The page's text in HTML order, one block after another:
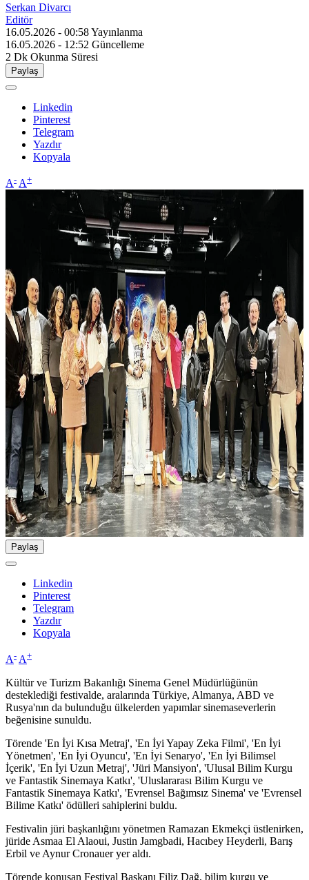
Serkan Divarcı
Editör
16.05.2026 - 00:58Yayınlanma
16.05.2026 - 12:52 Güncelleme
2 Dk Okunma Süresi
Paylaş
Linkedin
Pinterest
Telegram
Yazdır
Kopyala
A- A+
Paylaş
Linkedin
Pinterest
Telegram
Yazdır
Kopyala
A- A+
Kültür ve Turizm Bakanlığı Sinema Genel Müdürlüğünün
desteklediği festivalde, aralarında Türkiye, Almanya, ABD ve
Rusya'nın da bulunduğu ülkelerden yapımlar sinemaseverlerin
beğenisine sunuldu.
Törende 'En İyi Kısa Metraj', 'En İyi Yapay Zeka Filmi', 'En İyi
Yönetmen', 'En İyi Oyuncu', 'En İyi Senaryo', 'En İyi Bilimsel
İçerik', 'En İyi Uzun Metraj', 'Jüri Mansiyon', 'Ulusal Bilim Kurgu
ve Fantastik Sinemaya Katkı', 'Uluslararası Bilim Kurgu ve
Fantastik Sinemaya Katkı', 'Evrensel Bağımsız Sinema' ve 'Evrensel
Bilime Katkı' ödülleri sahiplerini buldu.
Festivalin jüri başkanlığını yönetmen Ramazan Ekmekçi üstlenirken,
jüride Asmaa El Alaoui, Justin Jamgbadi, Hacıbey Heyderli, Barış
Erbil ve Aynur Cronauer yer aldı.
Törende konuşan Festival Başkanı Filiz Dağ, bilim kurgu ve